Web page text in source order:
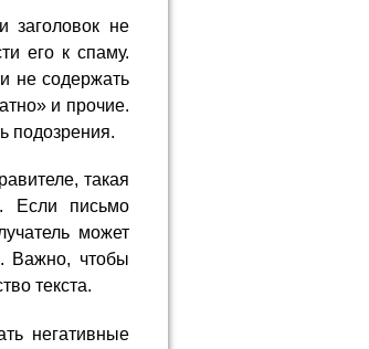
заголовок не
его к спаму.
не содержать
и прочие.
подозрения.
такая
Если письмо
может
Важно, чтобы
текста.
негативные